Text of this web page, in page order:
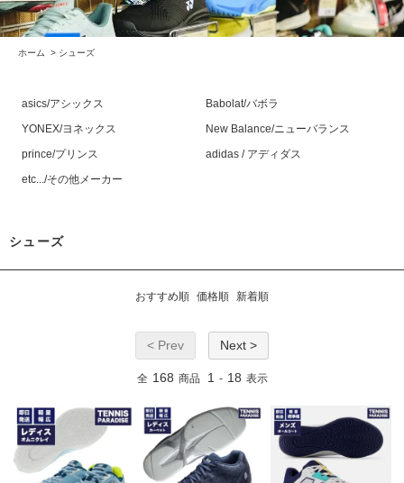
ホーム > シューズ
asics/アシックス
Babolat/バボラ
YONEX/ヨネックス
New Balance/ニューバランス
prince/プリンス
adidas / アディダス
etc.../その他メーカー
シューズ
おすすめ順 価格順 新着順
< Prev Next >
全 168 商品 1 - 18 表示